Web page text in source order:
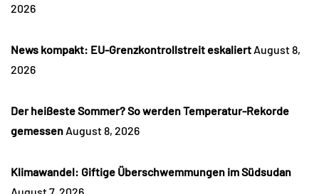
2026
News kompakt: EU-Grenzkontrollstreit eskaliert August 8,
2026
Der heißeste Sommer? So werden Temperatur-Rekorde
gemessen August 8, 2026
Klimawandel: Giftige Überschwemmungen im Südsudan
August 7, 2026